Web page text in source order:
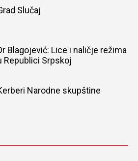
Slučaj
Blagojević: Lice i naličje režima
Republici Srpskoj
Narodne skupštine